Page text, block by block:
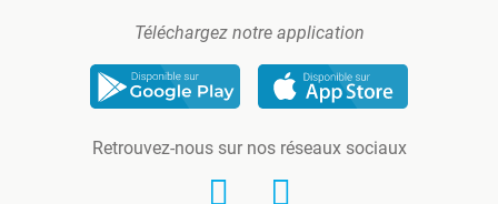
Téléchargez notre application
Retrouvez-nous sur nos réseaux sociaux